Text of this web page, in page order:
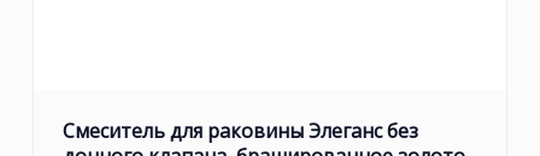
Смеситель для раковины Элеганс без